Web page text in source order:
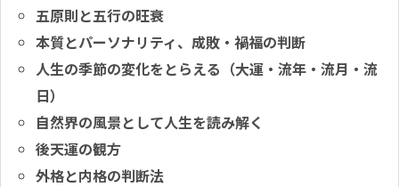
五原則と五行の旺衰
本質とパーソナリティ、成敗・禍福の判断
人生の季節の変化をとらえる（大運・流年・流月・流
日）
自然界の風景として人生を読み解く
後天運の観方
外格と内格の判断法